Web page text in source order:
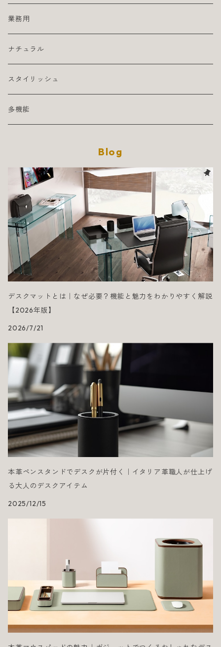
業務用
ナチュラル
スタイリッシュ
多機能
Blog
デスクマットとは｜なぜ必要？機能と魅力をわかりやすく解説
【2026年版】
2026/7/21
本革ペンスタンドでデスクが片付く｜イタリア革職人が仕上げ
る大人のデスクアイテム
2025/12/15